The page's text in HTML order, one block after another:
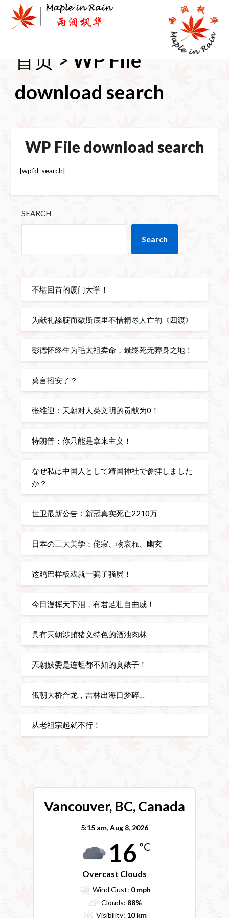
content
首页 > WP File
download search
WP File download search
[wpfd_search]
SEARCH
Search
不堪回首的厦门大学！
为献礼舔腚而歇斯底里不惜精尽人亡的《四渡》
彭德怀终生为毛太祖卖命，最终死无葬身之地！
莫言招安了？
张维迎：天朝对人类文明的贡献为0！
特朗普：你只能是拿来主义！
なぜ私は中国人として靖国神社で参拝しました
か？
世卫最新公告：新冠真实死亡2210万
日本の三大美学：侘寂、物哀れ、幽玄
这鸡巴样板戏就一骗子骚屄！
今日漫挥天下泪，有君足壮自由威！
具有兲朝涉贿猪义特色的酒池肉林
兲朝妓委是连蛆都不如的臭婊子！
俄朝大桥合龙，吉林出海口梦碎…
从老祖宗起就不行！
Vancouver, BC, Canada
5:15 am,Aug 8, 2026
16 °C
Overcast Clouds
Wind Gust: 0 mph
Clouds: 88%
Visibility: 10 km